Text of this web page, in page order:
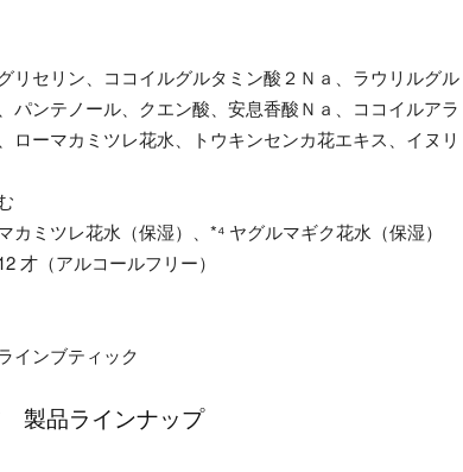
リセリン、ココイルグルタミン酸２Ｎａ、ラウリルグル
パンテノール、クエン酸、安息香酸Ｎａ、ココイルアラ
ーマカミツレ花水、トウキンセンカ花エキス、イヌリ
ミツレ花水（保湿）、*⁴ ヤグルマギク花水（保湿）
才（アルコールフリー）
インブティック
製品ラインナップ